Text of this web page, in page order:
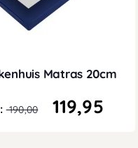
Matras 20cm
190,00 119,95